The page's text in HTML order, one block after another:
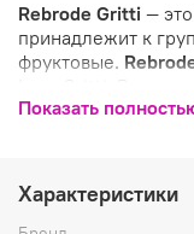
Rebrode Gritti —
принадлежит к
фруктовые.
Мандарин и
Показать
Характеристики